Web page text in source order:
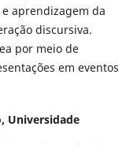
aprendizagem da
discursiva.
por meio de
em eventos
Universidade